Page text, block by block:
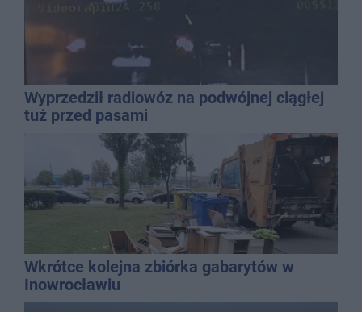
Wyprzedził radiowóz na podwójnej ciągłej
tuż przed pasami
Wkrótce kolejna zbiórka gabarytów w
Inowrocławiu